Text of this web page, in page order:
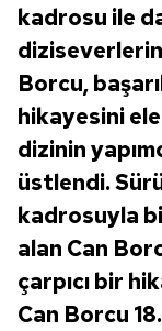
kadrosu ile
Borcu,
hikayesini ele
dizinin
üstlendi.
kadrosuyla
alan Can
çarpıcı bir
Can Borcu